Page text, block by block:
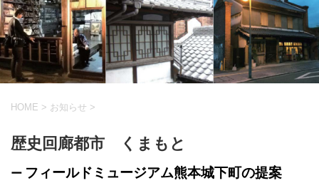
HOME > お知らせ >
歴史回廊都市 くまもと
ー フィールドミュージアム熊本城下町の提案